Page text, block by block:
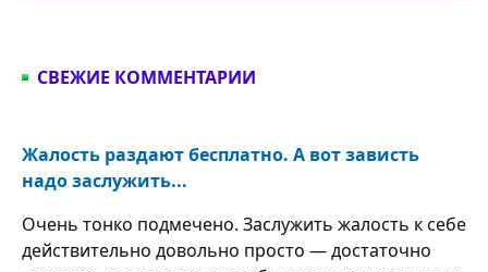
СВЕЖИЕ КОММЕНТАРИИ
Жалость раздают бесплатно. А вот зависть
надо заслужить...
Очень тонко подмечено. Заслужить жалость к себе
действительно довольно просто — достаточно